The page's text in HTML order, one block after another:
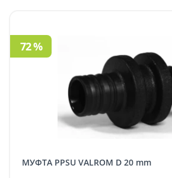
МУФТА PPSU VALROM D 20 mm
72 %